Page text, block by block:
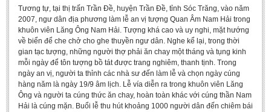
Tương tự, tại thị trấn Trần Đề, huyện Trần Đề, tỉnh Sóc Trăng, vào năm
2007, ngư dân địa phương làm lễ an vị tượng Quan Âm Nam Hải trong
khuôn viên Lăng Ông Nam Hải. Tượng khá cao và uy nghi, mặt hướng
về biển để che chở cho ghe thuyền ngư dân. Nghe kể lại, trong thời
gian tạc tượng, những người thợ phải ăn chay một tháng và tụng kinh
mỗi ngày để tôn tượng bồ tát được trang nghiêm, thanh tịnh. Trong
ngày an vị, người ta thỉnh các nhà sư đến làm lễ và chọn ngày cúng
hàng năm là ngày 19/9 âm lịch. Lễ vía diễn ra trong khuôn viên Lăng
Ông và người ta cúng thức ăn chay, hoàn toàn khác với cúng thần Nam
Hải là cúng mặn. Buổi lễ thu hút khoảng 1000 người dân đến chiêm bái